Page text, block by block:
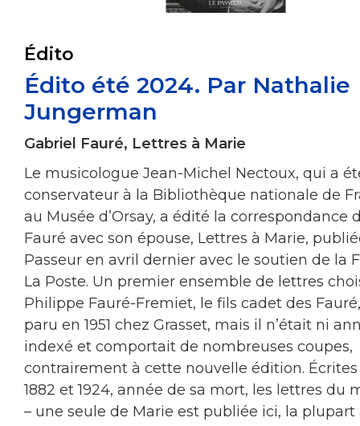
Édito
Édito été 2024. Par Nathalie
Jungerman
Gabriel Fauré, Lettres à Marie
Le musicologue Jean-Michel Nectoux, qui a
conservateur à la Bibliothèque nationale de
au Musée d’Orsay, a édité la correspondance
Fauré avec son épouse, Lettres à Marie,
Passeur en avril dernier avec le soutien de la
La Poste. Un premier ensemble de lettres
Philippe Fauré-Fremiet, le fils cadet des
paru en 1951 chez Grasset, mais il n’était ni
indexé et comportait de nombreuses coupes,
contrairement à cette nouvelle édition.
1882 et 1924, année de sa mort, les lettres du
– une seule de Marie est publiée ici, la plupart